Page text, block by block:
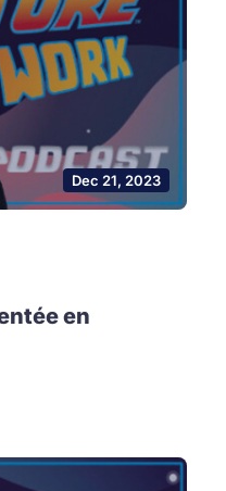
Dec 21, 2023
en